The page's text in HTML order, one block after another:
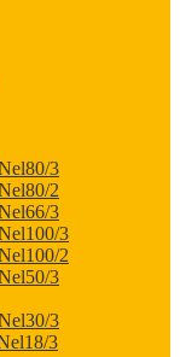
3
2
3
3
2
3
3
3